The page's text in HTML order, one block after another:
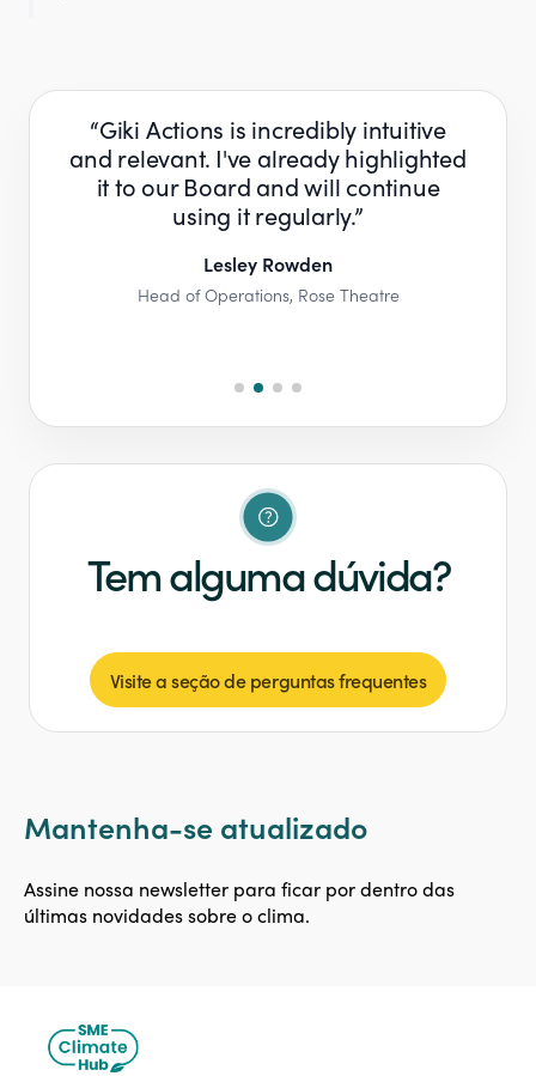
Giki Actions is incredibly intuitive
and relevant. I've already highlighted
it to our Board and will continue
using it regularly.​​
Lesley Rowden​
Head of Operations​​, Rose Theatre​​
Tem alguma dúvida?
Visite a seção de perguntas frequentes
Mantenha-se atualizado
Assine nossa newsletter para ficar por dentro das
últimas novidades sobre o clima.